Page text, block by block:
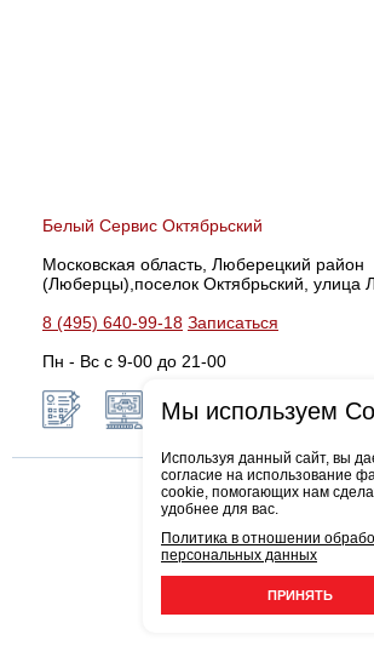
Белый Сервис Октябрьский
Московская область, Люберецкий район
(Люберцы),поселок Октябрьский, улица
8 (495) 640-99-18 Записаться
Пн - Вс с 9-00 до 21-00
Мы используем
Используя данный сайт, вы
согласие на использование
cookie, помогающих нам
удобнее для вас.
Политика в отношении
персональных данных
ПРИНЯТЬ